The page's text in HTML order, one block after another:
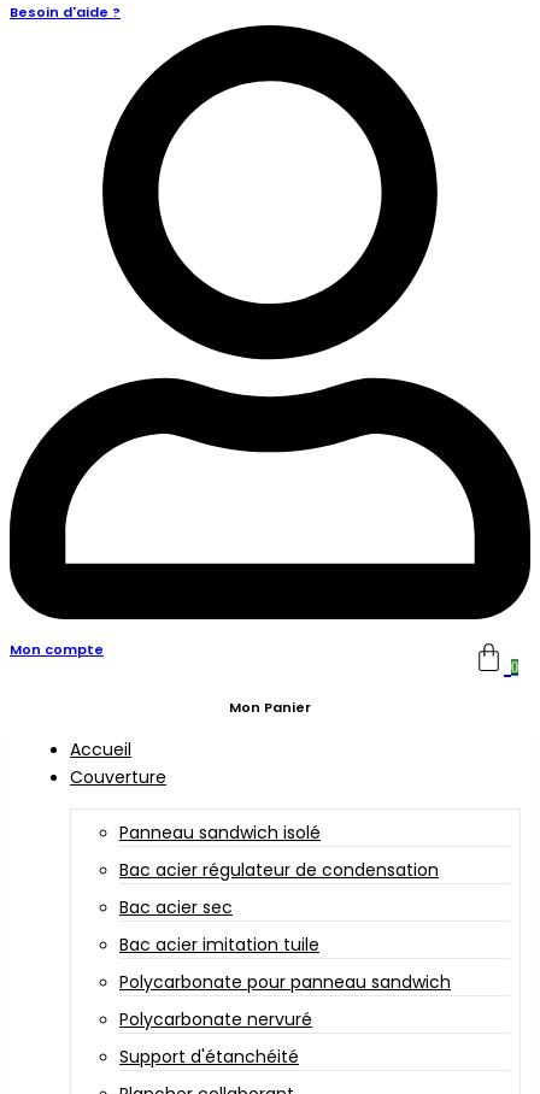
Besoin d'aide ?
Mon compte
0
Mon Panier
Accueil
Couverture
Panneau sandwich isolé
Bac acier régulateur de condensation
Bac acier sec
Bac acier imitation tuile
Polycarbonate pour panneau sandwich
Polycarbonate nervuré
Support d'étanchéité